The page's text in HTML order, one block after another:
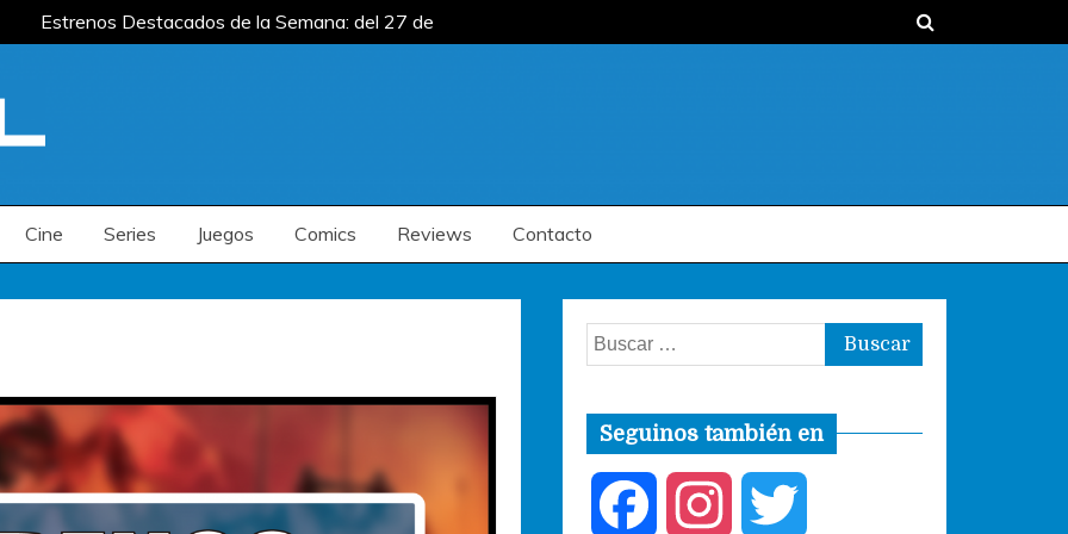
Estrenos Destacados de la Semana: del 27 de
del 20 al 26 de julio
Cine Series Juegos Comics Reviews Contacto
Buscar:
Seguinos también en